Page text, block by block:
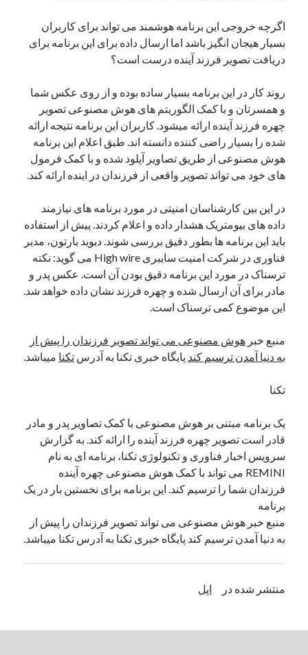
مارس 2026
فوریه 2026
ژانویه 2026
دسامبر 2025
نوامبر 2025
آگوست 2025
ژوئن 2025
می 2025
آوریل 2025
مارس 2025
فوریه 2025
ژانویه 2025
دسامبر 2024
اکتبر 2024
سپتامبر 2024
جولای 2024
می 2024
آوریل 2024
مارس 2024
فوریه 2024
ژانویه 2024
دسامبر 2023
نوامبر 2023
اکتبر 2023
جولای 2023
اگرچه خروجی این برنامه هوشمند می تواند برای کاربران
بسیار هیجان انگیز باشد اما ارسال داده برای این برنامه برای
دریافت تصویر فرزند آینده درست است؟
روند کار در این برنامه بسیار ساده بوده و از روی عکس شما
و همسرتان و با کمک الگوریتم های هوش مصنوعی تصویر
چهره فرزند آینده ارائه میشود. کاربران این برنامه نتیجه ارائه
شده را بسیار راضی کننده دانسته اند. طبق اعلام این برنامه
هوش مصنوعی از طریق تصاویر آپلود شده و با کمک فرمول
های خود می تواند تصویر واقعی از فرزندان در اینده ارائه کند.
در این بین کارشناسان امنیتی در مورد برنامه های نیازمند
داده های بیومتریک هشدار داده و اعلام کردند. پیش از استفاده
باید این برنامه ها بطور دقیق بررسی شوند. دیوید بارتون، مدیر
فناوری در شرکت امنیت سایبری High wire می گوید: نکته
ترسناک در مورد این برنامه دقیق بودن آن است. عکس پدر و
مادر برای آن ارسال شده و چهره فرزند نشان داده خواهد شد.
این موضوع کمی ترسناک است.
منبع خبرهوش مصنوعی می تواند تصویر فرزندان را پیش از
به دنیا آمدن ترسیم کند پایگاه خبری تکنا به آدرستکنا میباشد.
تکنا
یک برنامه مبتنی بر هوش مصنوعی با کمک تصاویر پدر و مادر
قادر است تصویر چهره فرزند آینده را ارائه کند. به گزارش
سرویس اخبار فناوری و تکنولوژی تکنا، برنامه ای به نام
REMINI می تواند با کمک هوش مصنوعی چهره آینده
فرزندان شما را ترسیم کند. این برنامه برای نخستین بار در یک
برنامه
منبع خبر هوش مصنوعی می تواند تصویر فرزندان را پیش از
به دنیا آمدن ترسیم کند پایگاه خبری تکنا به آدرس تکنا میباشد.
منتشر شده در اپل